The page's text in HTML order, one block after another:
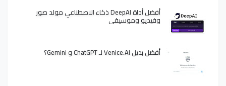
أفضل أداة DeepAI ذكاء الاصطناعي مولد صور
وفيديو وموسيقى
أفضل بديل Venice.AI لـ ChatGPT و Gemini؟